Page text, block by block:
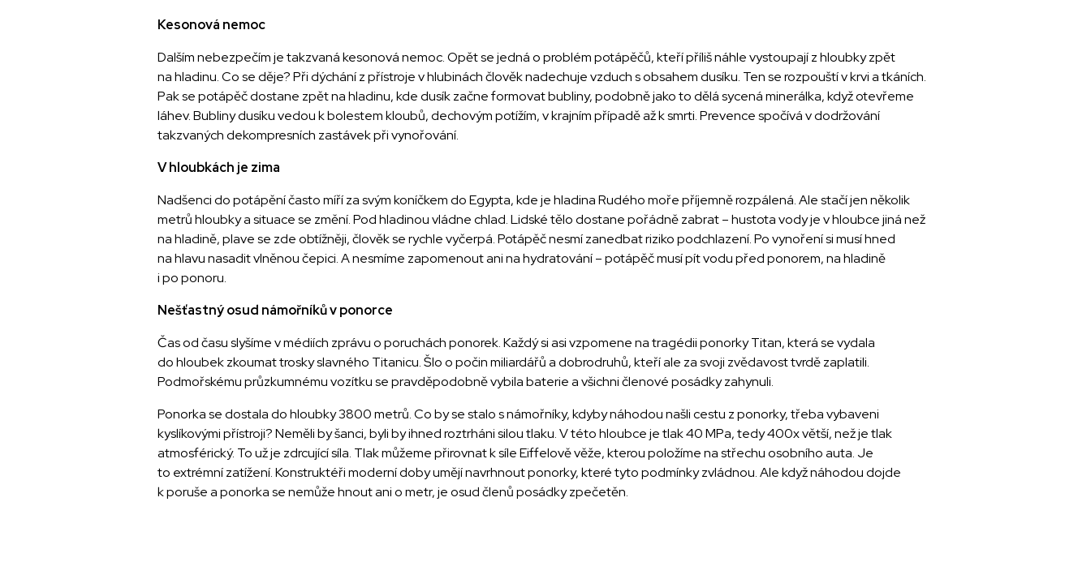
Kesonová nemoc
Dalším nebezpečím je takzvaná kesonová nemoc. Opět se jedná o problém potápěčů, kteří příliš náhle vystoupají z hloubky zpět
na hladinu. Co se děje? Při dýchání z přístroje v hlubinách člověk nadechuje vzduch s obsahem dusíku. Ten se rozpouští v krvi a tkáních.
Pak se potápěč dostane zpět na hladinu, kde dusík začne formovat bubliny, podobně jako to dělá sycená minerálka, když otevřeme
láhev. Bubliny dusíku vedou k bolestem kloubů, dechovým potížím, v krajním případě až k smrti. Prevence spočívá v dodržování
takzvaných dekompresních zastávek při vynořování.
V hloubkách je zima
Nadšenci do potápění často míří za svým koníčkem do Egypta, kde je hladina Rudého moře příjemně rozpálená. Ale stačí jen několik
metrů hloubky a situace se změní. Pod hladinou vládne chlad. Lidské tělo dostane pořádně zabrat – hustota vody je v hloubce jiná než
na hladině, plave se zde obtížněji, člověk se rychle vyčerpá. Potápěč nesmí zanedbat riziko podchlazení. Po vynoření si musí hned
na hlavu nasadit vlněnou čepici. A nesmíme zapomenout ani na hydratování – potápěč musí pít vodu před ponorem, na hladině
i po ponoru.
Nešťastný osud námořníků v ponorce
Čas od času slyšíme v médiích zprávu o poruchách ponorek. Každý si asi vzpomene na tragédii ponorky Titan, která se vydala
do hloubek zkoumat trosky slavného Titanicu. Šlo o počin miliardářů a dobrodruhů, kteří ale za svoji zvědavost tvrdě zaplatili.
Podmořskému průzkumnému vozítku se pravděpodobně vybila baterie a všichni členové posádky zahynuli.
Ponorka se dostala do hloubky 3800 metrů. Co by se stalo s námořníky, kdyby náhodou našli cestu z ponorky, třeba vybaveni
kyslíkovými přístroji? Neměli by šanci, byli by ihned roztrháni silou tlaku. V této hloubce je tlak 40 MPa, tedy 400x větší, než je tlak
atmosférický. To už je zdrcující síla. Tlak můžeme přirovnat k síle Eiffelově věže, kterou položíme na střechu osobního auta. Je
to extrémní zatížení. Konstruktéři moderní doby umějí navrhnout ponorky, které tyto podmínky zvládnou. Ale když náhodou dojde
k poruše a ponorka se nemůže hnout ani o metr, je osud členů posádky zpečetěn.